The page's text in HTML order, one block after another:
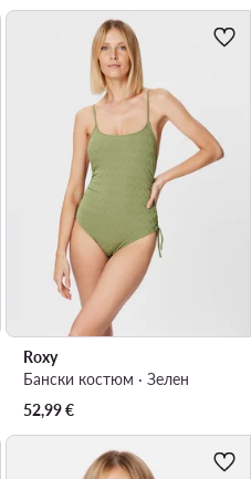
Roxy
Бански костюм · Зелен
52,99€